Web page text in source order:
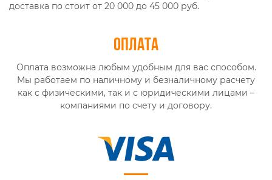
доставка по стоит от 20 000 до 45 000 руб.
Оплата
Оплата возможна любым удобным для вас способом.
Мы работаем по наличному и безналичному расчету
как с физическими, так и с юридическими лицами –
компаниями по счету и договору.